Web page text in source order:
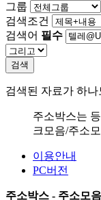
그룹
검색조건
검색어 필수
검색
검색된 자료가 하
주소박스는
크모음/주소
이용안내
PC버전
주소박스 - 주소모